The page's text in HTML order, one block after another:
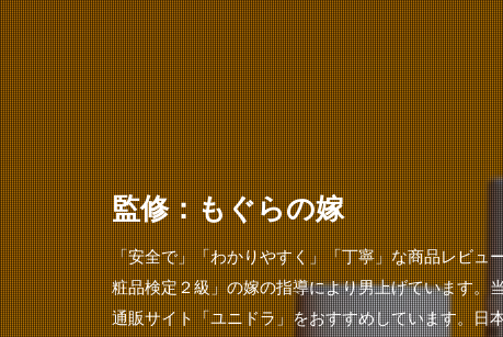
監修：もぐらの嫁
「安全で」「わかりやすく」「丁寧」な商品レビュ
粧品検定２級」の嫁の指導により男上げています。
通販サイト「ユニドラ」をおすすめしています。日